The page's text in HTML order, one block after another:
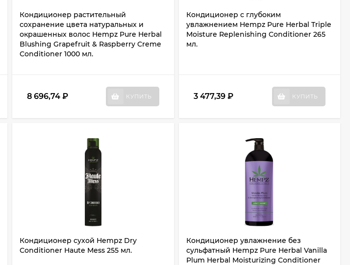
Кондиционер растительный
сохранение цвета натуральных и
окрашенных волос Hempz Pure Herbal
Blushing Grapefruit & Raspberry Creme
Conditioner 1000 мл.
8 696,74₽ КУПИТЬ
Кондиционер с глубоким
увлажнением Hempz Pure Herbal Triple
Moisture Replenishing Conditioner 265
мл.
3 477,39 ₽ КУПИТЬ
Кондиционер сухой Hempz Dry
Conditioner Haute Mess 255 мл.
Кондиционер увлажнение без
сульфатный Hempz Pure Herbal Vanilla
Plum Herbal Moisturizing Conditioner